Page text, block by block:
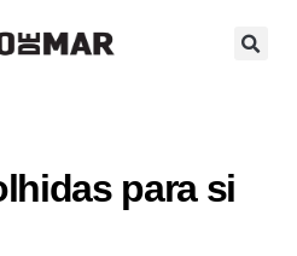
para si